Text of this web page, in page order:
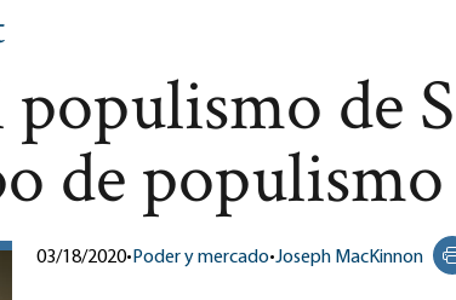
de
de populismo
03/18/2020• Poder y mercado•Joseph MacKinnon